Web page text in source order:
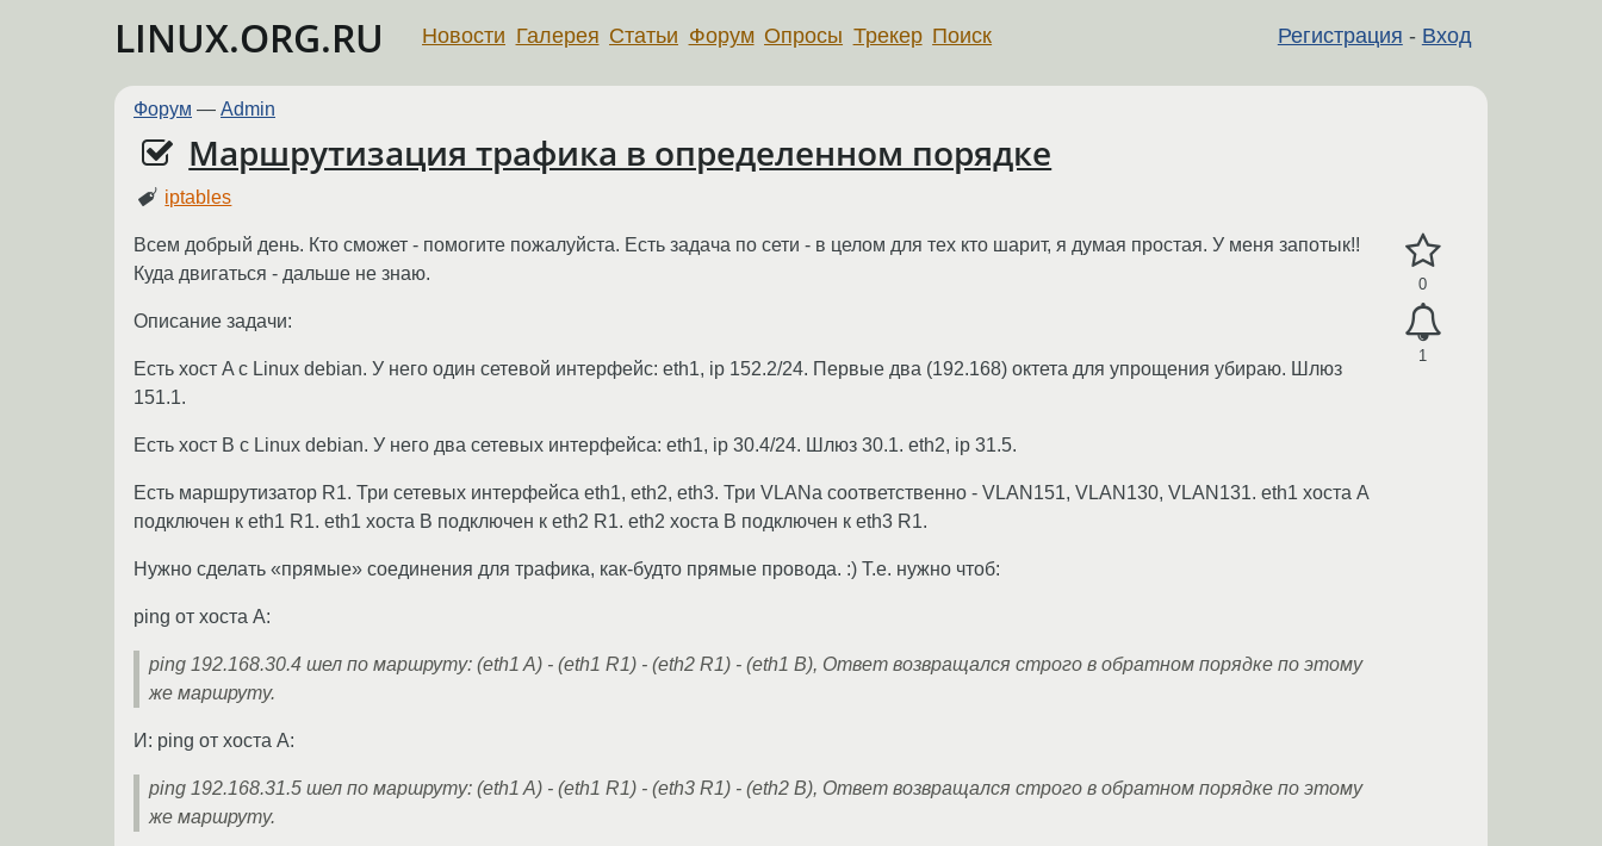
LINUX.ORG.RU Регистрация - Вход
Новости Галерея Статьи Форум Опросы Трекер Поиск
Форум — Admin
Маршрутизация трафика в определенном порядке
iptables
0
1
Всем добрый день. Кто сможет - помогите пожалуйста. Есть задача по сети - в целом для тех кто шарит, я думая простая. У меня запотык!!
Куда двигаться - дальше не знаю.
Описание задачи:
Есть хост A с Linux debian. У него один сетевой интерфейс: eth1, ip 152.2/24. Первые два (192.168) октета для упрощения убираю. Шлюз
151.1.
Есть хост B с Linux debian. У него два сетевых интерфейса: eth1, ip 30.4/24. Шлюз 30.1. eth2, ip 31.5.
Есть маршрутизатор R1. Три сетевых интерфейса eth1, eth2, eth3. Три VLANа соответственно - VLAN151, VLAN130, VLAN131. eth1 хоста A
подключен к eth1 R1. eth1 хоста B подключен к eth2 R1. eth2 хоста B подключен к eth3 R1.
Нужно сделать «прямые» соединения для трафика, как-будто прямые провода. :) Т.е. нужно чтоб:
ping от хоста A:
ping 192.168.30.4 шел по маршруту: (eth1 A) - (eth1 R1) - (eth2 R1) - (eth1 B), Ответ возвращался строго в обратном порядке по этому
же маршруту.
И: ping от хоста А:
ping 192.168.31.5 шел по маршруту: (eth1 A) - (eth1 R1) - (eth3 R1) - (eth2 B), Ответ возвращался строго в обратном порядке по этому
же маршруту.